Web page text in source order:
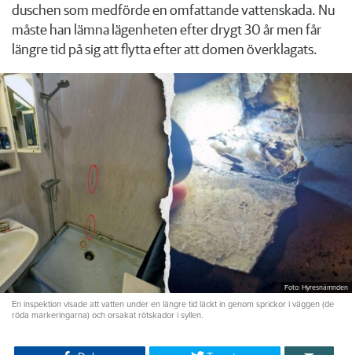
duschen som medförde en omfattande vattenskada. Nu
måste han lämna lägenheten efter drygt 30 år men får
längre tid på sig att flytta efter att domen överklagats.
Foto: Hyresnämnden
En inspektion visade att vatten under en längre tid läckt in genom sprickor i väggen (de
röda markeringarna) och orsakat rötskador i syllen.